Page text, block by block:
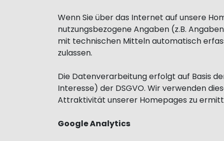
Wenn Sie über das Internet auf unsere
nutzungsbezogene Angaben (z.B.
mit technischen Mitteln automatisch
zulassen.
Die Datenverarbeitung erfolgt auf Basis
Interesse) der DSGVO. Wir verwenden
Attraktivität unserer Homepages zu
Google Analytics